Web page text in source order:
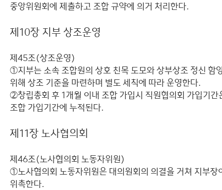
중앙위원회에 제출하고 조합 규약에 의거 처리한다.
제10장 지부 상조운영
제45조(상조운영)
①지부는 소속 조합원의 상호 친목 도모와 상부상조 정신 함
위해 상조 기준을 마련하며 별도 세칙에 따라 운영한다.
②창립총회 후 1개월 이내 조합 가입시 직원협의회 가입기간
조합 가입기간에 누적된다.
제11장 노사협의회
제46조(노사협의회 노동자위원)
①노사협의회 노동자위원은 대의원회의 의결을 거쳐 지부장
위촉한다.